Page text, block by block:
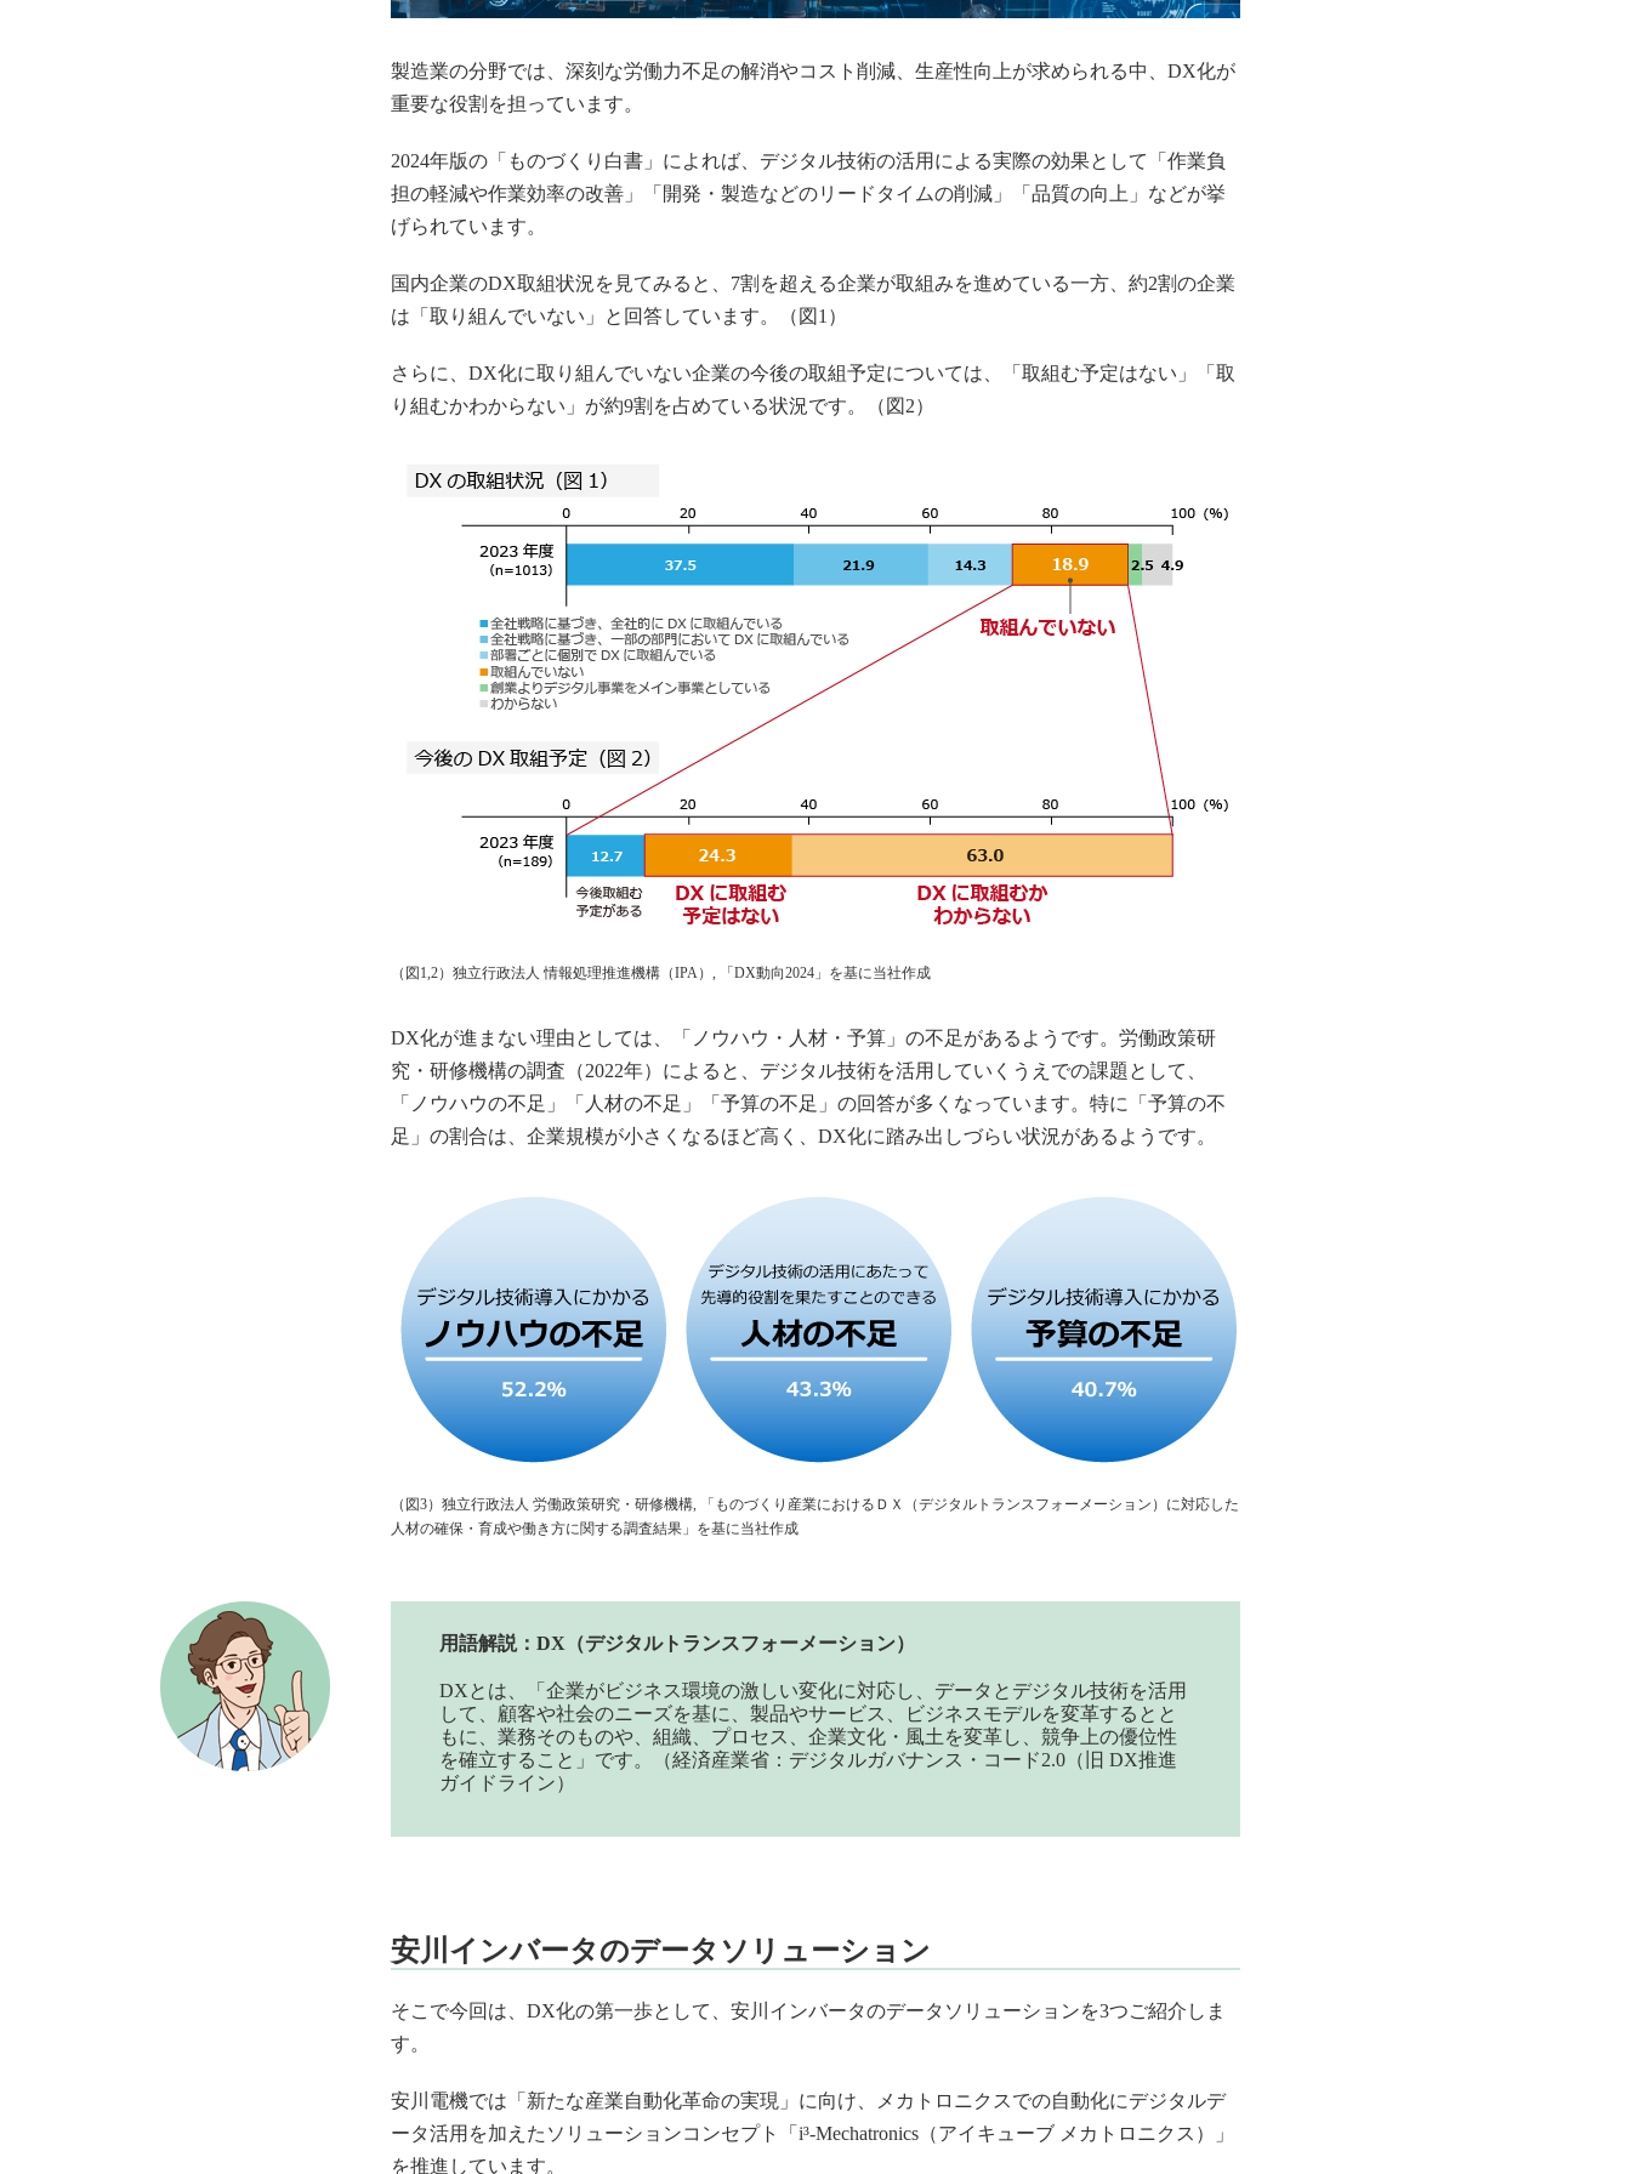
製造業の分野では、深刻な労働力不足の解消やコスト削減、生産性向上が求められる中、DX化が
重要な役割を担っています。
2024年版の「ものづくり白書」によれば、デジタル技術の活用による実際の効果として「作業負
担の軽減や作業効率の改善」「開発・製造などのリードタイムの削減」「品質の向上」などが挙
げられています。
国内企業のDX取組状況を見てみると、7割を超える企業が取組みを進めている一方、約2割の企業
は「取り組んでいない」と回答しています。（図1）
さらに、DX化に取り組んでいない企業の今後の取組予定については、「取組む予定はない」「取
り組むかわからない」が約9割を占めている状況です。（図2）
（図1,2）独立行政法人 情報処理推進機構（IPA）, 「DX動向2024」を基に当社作成
DX化が進まない理由としては、「ノウハウ・人材・予算」の不足があるようです。労働政策研
究・研修機構の調査（2022年）によると、デジタル技術を活用していくうえでの課題として、
「ノウハウの不足」「人材の不足」「予算の不足」の回答が多くなっています。特に「予算の不
足」の割合は、企業規模が小さくなるほど高く、DX化に踏み出しづらい状況があるようです。
（図3）独立行政法人 労働政策研究・研修機構, 「ものづくり産業におけるＤＸ（デジタルトランスフォーメーション）に対応した
人材の確保・育成や働き方に関する調査結果」を基に当社作成
用語解説：DX（デジタルトランスフォーメーション）
DXとは、「企業がビジネス環境の激しい変化に対応し、データとデジタル技術を活用
して、顧客や社会のニーズを基に、製品やサービス、ビジネスモデルを変革するとと
もに、業務そのものや、組織、プロセス、企業文化・風土を変革し、競争上の優位性
を確立すること」です。（経済産業省：デジタルガバナンス・コード2.0（旧 DX推進
ガイドライン）
安川インバータのデータソリューション
そこで今回は、DX化の第一歩として、安川インバータのデータソリューションを3つご紹介しま
す。
安川電機では「新たな産業自動化革命の実現」に向け、メカトロニクスでの自動化にデジタルデ
ータ活用を加えたソリューションコンセプト「i³-Mechatronics（アイキューブ メカトロニクス）」
を推進しています。